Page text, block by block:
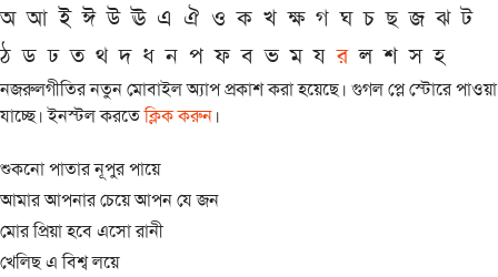
অ আ ই ঈ উ ঊ এ ঐ ও ক খ ক্ষ গ ঘ চ ছ জ ঝ ট
ঠ ড ঢ ত থ দ ধ ন প ফ ব ভ ম য র ল শ স হ
নজরুলগীতির নতুন মোবাইল অ্যাপ প্রকাশ করা হয়েছে। গুগল প্লে স্টোরে পাওয়া
যাচ্ছে। ইনস্টল করতেক্লিক করুন।
শুকনো পাতার নূপুর পায়ে
আমার আপনার চেয়ে আপন যে জন
মোর প্রিয়া হবে এসো রানী
খেলিছ এ বিশ্ব লয়ে